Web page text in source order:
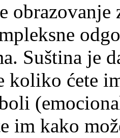
obrazovanje
Suština je
koliko ćete
im kako